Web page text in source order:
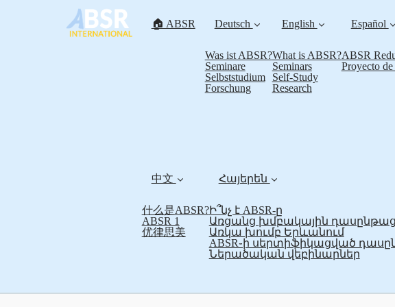
🏠 ABSR Deutsch
Was ist ABSR?
Seminare
Selbststudium
Forschung
English
What is ABSR?
Seminars
Self-Study
Research
Español
ABSR
Proyecto
中文
什么是ABSR?
ABSR 1
优律思美
Հայերեն
Ի՞նչ է ABSR-ը
Առցանց խմբակային դասընթաց
Առկա խումբ Երևանում
ABSR֊ի սերտիֆիկացված
Ներածական վեբինարներ